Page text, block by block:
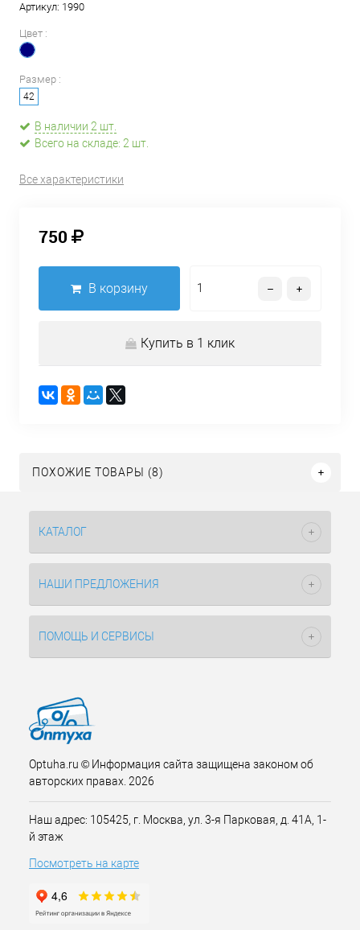
Артикул: 1990
Цвет :
Размер :
42
В наличии 2 шт.
Всего на складе: 2 шт.
Все характеристики
750
В корзину
Купить в 1 клик
ПОХОЖИЕ ТОВАРЫ (8)
КАТАЛОГ
НАШИ ПРЕДЛОЖЕНИЯ
ПОМОЩЬ И СЕРВИСЫ
Optuha.ru © Информация сайта защищена законом об
авторских правах. 2026
Наш адрес: 105425, г. Москва, ул. 3-я Парковая, д. 41А, 1-
й этаж
Посмотреть на карте